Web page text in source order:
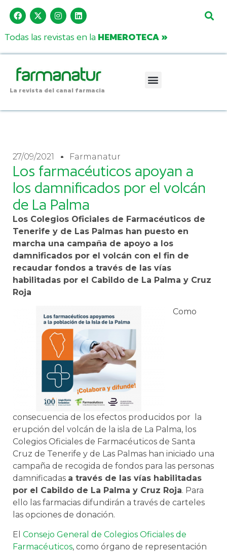
Todas las revistas en la HEMEROTECA »
La revista del canal farmacia
27/09/2021 Farmanatur
Los farmacéuticos apoyan a
los damnificados por el volcán
de La Palma
Los Colegios Oficiales de Farmacéuticos de
Tenerife y de Las Palmas han puesto en
marcha una campaña de apoyo a los
damnificados por el volcán con el fin de
recaudar fondos a través de las vías
habilitadas por el Cabildo de La Palma y Cruz
Roja
Como
consecuencia de los efectos producidos por la
erupción del volcán de la isla de La Palma, los
Colegios Oficiales de Farmacéuticos de Santa
Cruz de Tenerife y de Las Palmas han iniciado una
campaña de recogida de fondos para las personas
damnificadas a través de las vías habilitadas
por el Cabildo de La Palma y Cruz Roja. Para
ello las farmacias difundirán a través de carteles
las opciones de donación.
El Consejo General de Colegios Oficiales de
Farmacéuticos, como órgano de representación